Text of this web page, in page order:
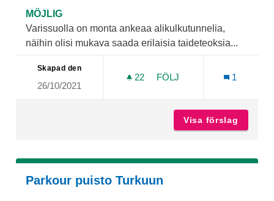
MÖJLIG
Varissuolla on monta ankeaa alikulkutunnelia,
näihin olisi mukava saada erilaisia taideteoksia...
Skapad den
26/10/2021
22 22 FÖLJARE
FÖLJ
1
Visa förslag
Parkour puisto Turkuun